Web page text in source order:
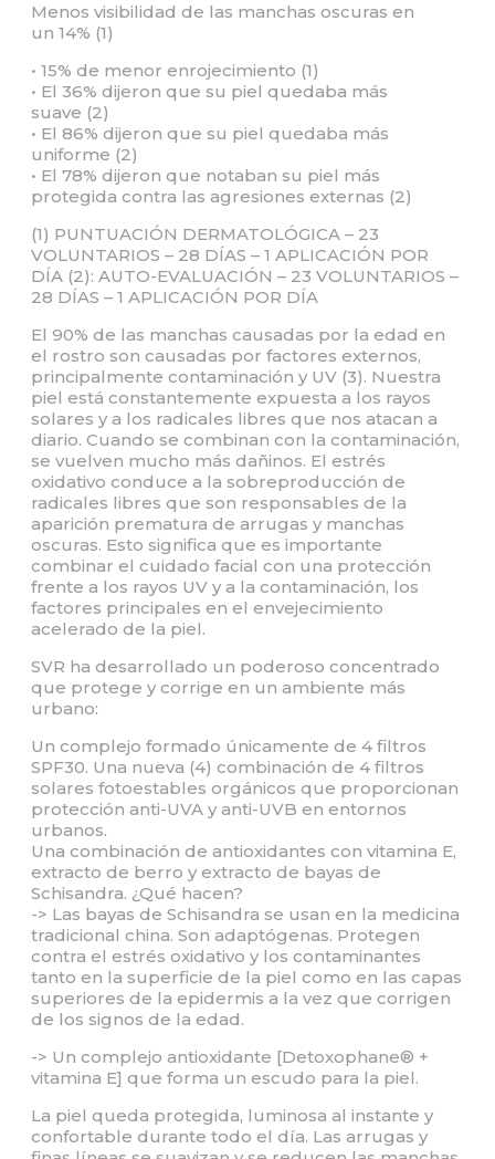
Menos visibilidad de las manchas oscuras en
un 14% (1)
• 15% de menor enrojecimiento (1)
• El 36% dijeron que su piel quedaba más
suave (2)
• El 86% dijeron que su piel quedaba más
uniforme (2)
• El 78% dijeron que notaban su piel más
protegida contra las agresiones externas (2)
(1) PUNTUACIÓN DERMATOLÓGICA – 23
VOLUNTARIOS – 28 DÍAS – 1 APLICACIÓN POR
DÍA (2): AUTO-EVALUACIÓN – 23 VOLUNTARIOS –
28 DÍAS – 1 APLICACIÓN POR DÍA
El 90% de las manchas causadas por la edad en
el rostro son causadas por factores externos,
principalmente contaminación y UV (3). Nuestra
piel está constantemente expuesta a los rayos
solares y a los radicales libres que nos atacan a
diario. Cuando se combinan con la contaminación,
se vuelven mucho más dañinos. El estrés
oxidativo conduce a la sobreproducción de
radicales libres que son responsables de la
aparición prematura de arrugas y manchas
oscuras. Esto significa que es importante
combinar el cuidado facial con una protección
frente a los rayos UV y a la contaminación, los
factores principales en el envejecimiento
acelerado de la piel.
SVR ha desarrollado un poderoso concentrado
que protege y corrige en un ambiente más
urbano:
Un complejo formado únicamente de 4 filtros
SPF30. Una nueva (4) combinación de 4 filtros
solares fotoestables orgánicos que proporcionan
protección anti-UVA y anti-UVB en entornos
urbanos.
Una combinación de antioxidantes con vitamina E,
extracto de berro y extracto de bayas de
Schisandra. ¿Qué hacen?
-> Las bayas de Schisandra se usan en la medicina
tradicional china. Son adaptógenas. Protegen
contra el estrés oxidativo y los contaminantes
tanto en la superficie de la piel como en las capas
superiores de la epidermis a la vez que corrigen
de los signos de la edad.
-> Un complejo antioxidante [Detoxophane® +
vitamina E] que forma un escudo para la piel.
La piel queda protegida, luminosa al instante y
confortable durante todo el día. Las arrugas y